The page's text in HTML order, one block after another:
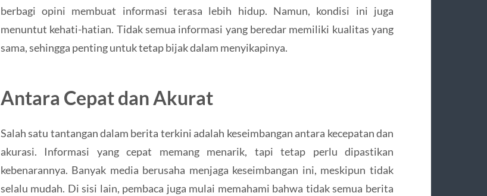
berbagi opini membuat informasi terasa lebih hidup. Namun, kondisi ini juga
menuntut kehati-hatian. Tidak semua informasi yang beredar memiliki kualitas yang
sama, sehingga penting untuk tetap bijak dalam menyikapinya.
Antara Cepat dan Akurat
Salah satu tantangan dalam berita terkini adalah keseimbangan antara kecepatan dan
akurasi. Informasi yang cepat memang menarik, tapi tetap perlu dipastikan
kebenarannya. Banyak media berusaha menjaga keseimbangan ini, meskipun tidak
selalu mudah. Di sisi lain, pembaca juga mulai memahami bahwa tidak semua berita